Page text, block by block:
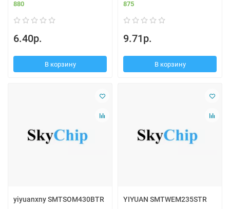
880
6.40р.
В корзину
875
9.71р.
В корзину
yiyuanxny SMTSOM430BTR YIYUAN SMTWEM235STR